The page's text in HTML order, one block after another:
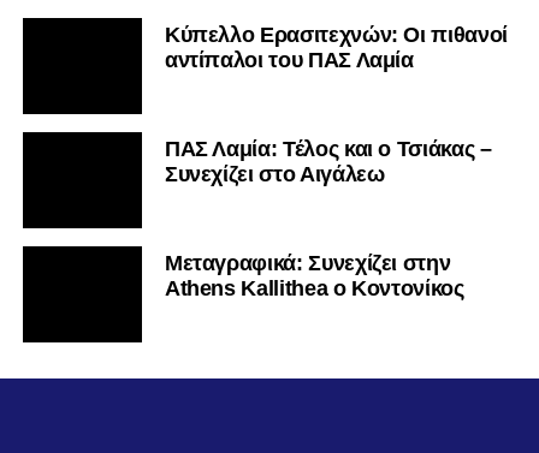
Κύπελλο Ερασιτεχνών: Οι πιθανοί
αντίπαλοι του ΠΑΣ Λαμία
ΠΑΣ Λαμία: Τέλος και ο Τσιάκας –
Συνεχίζει στο Αιγάλεω
Mεταγραφικά: Συνεχίζει στην
Athens Kallithea ο Κοντονίκος